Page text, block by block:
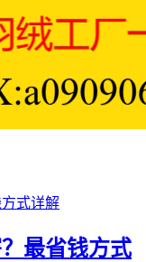
最省钱方式